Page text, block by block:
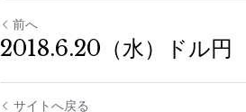
前へ
2018.6.20（水）ドル円
サイトへ戻る